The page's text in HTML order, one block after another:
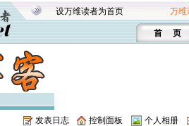
设万维读者为首页 万维
首 页
发表日志 控制面板 个人相册